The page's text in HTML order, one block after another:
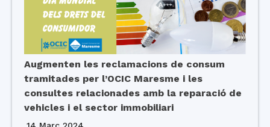
Augmenten les reclamacions de consum
tramitades per l’OCIC Maresme i les
consultes relacionades amb la reparació de
vehicles i el sector immobiliari